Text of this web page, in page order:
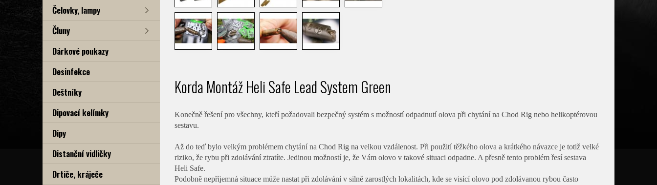
Čelovky, lampy
Čluny
Dárkové poukazy
Desinfekce
Deštníky
Dipovací kelímky
Dipy
Distanční vidličky
Drtiče, kráječe
Korda Montáž Heli Safe Lead System Green
Konečně řešení pro všechny, kteří požadovali bezpečný systém s možností odpadnutí olova při chytání na Chod Rig nebo helikoptérovou
sestavu.
Až do teď bylo velkým problémem chytání na Chod Rig na velkou vzdálenost. Při použití těžkého olova a krátkého návazce je totiž velké
riziko, že rybu při zdolávání ztratíte. Jedinou možností je, že Vám olovo v takové situaci odpadne. A přesně tento problém řesí sestava
Heli Safe.
Podobně nepříjemná situace může nastat při zdolávání v silně zarostlých lokalitách, kde se visící olovo pod zdolávanou rybou často